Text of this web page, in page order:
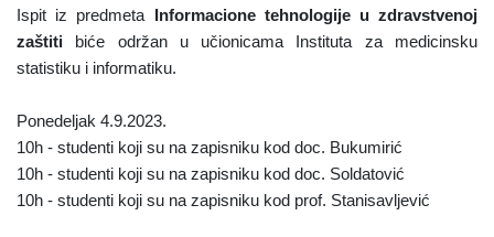
Ispit iz predmeta
Informacione tehnologije u zdravstvenoj
zaštiti biće održan u učionicama Instituta za medicinsku
statistiku i informatiku.
Ponedeljak 4.9.2023.
10h - studenti koji su na zapisniku kod doc. Bukumirić
10h - studenti koji su na zapisniku kod doc. Soldatović
10h - studenti koji su na zapisniku kod prof. Stanisavljević